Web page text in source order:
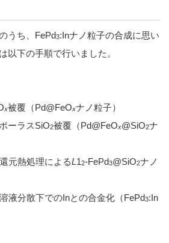
うち、FePd3:Inナノ粒子の合成に思い
以下の手順で行いました。
x被覆（Pd@FeOxナノ粒子）
ーラスSiO2被覆（Pd@FeOx@SiO2ナ
元熱処理によるL12-FePd3@SiO2ナノ
液分散下でのInとの合金化（FePd3:In